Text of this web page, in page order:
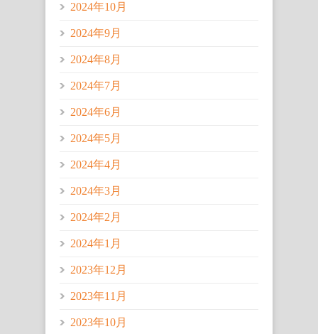
2024年10月
2024年9月
2024年8月
2024年7月
2024年6月
2024年5月
2024年4月
2024年3月
2024年2月
2024年1月
2023年12月
2023年11月
2023年10月